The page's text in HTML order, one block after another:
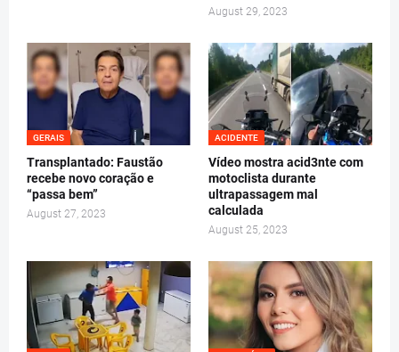
August 29, 2023
GERAIS
Transplantado: Faustão
recebe novo coração e
“passa bem”
August 27, 2023
ACIDENTE
Vídeo mostra acid3nte com
motoclista durante
ultrapassagem mal
calculada
August 25, 2023